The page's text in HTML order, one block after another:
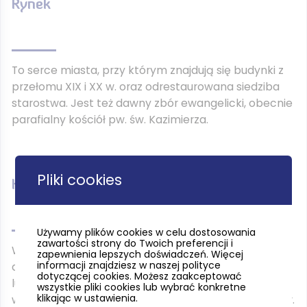
Rynek
To serce miasta, przy którym znajdują się budynki z
przełomu XIX i XX w. oraz odrestaurowana siedziba
starostwa. Jest też dawny zbór ewangelicki, obecnie
parafialny kościół pw. św. Kazimierza.
Kościół pw. św. Kazimierza
W 1842 r. władze pruskie udostępniły ewangelikom
dawny refektarz klasztorny. W poł. lat 60. XIX w.
luteranie nabyli ziemie przy projektowanym
wówczas rynku. Tu wybudowali pastorówkę i w 1886 r.
Pliki cookies
Używamy plików cookies w celu dostosowania
zawartości strony do Twoich preferencji i
zapewnienia lepszych doświadczeń. Więcej
informacji znajdziesz w naszej polityce
dotyczącej cookies. Możesz zaakceptować
wszystkie pliki cookies lub wybrać konkretne
klikając w ustawienia.